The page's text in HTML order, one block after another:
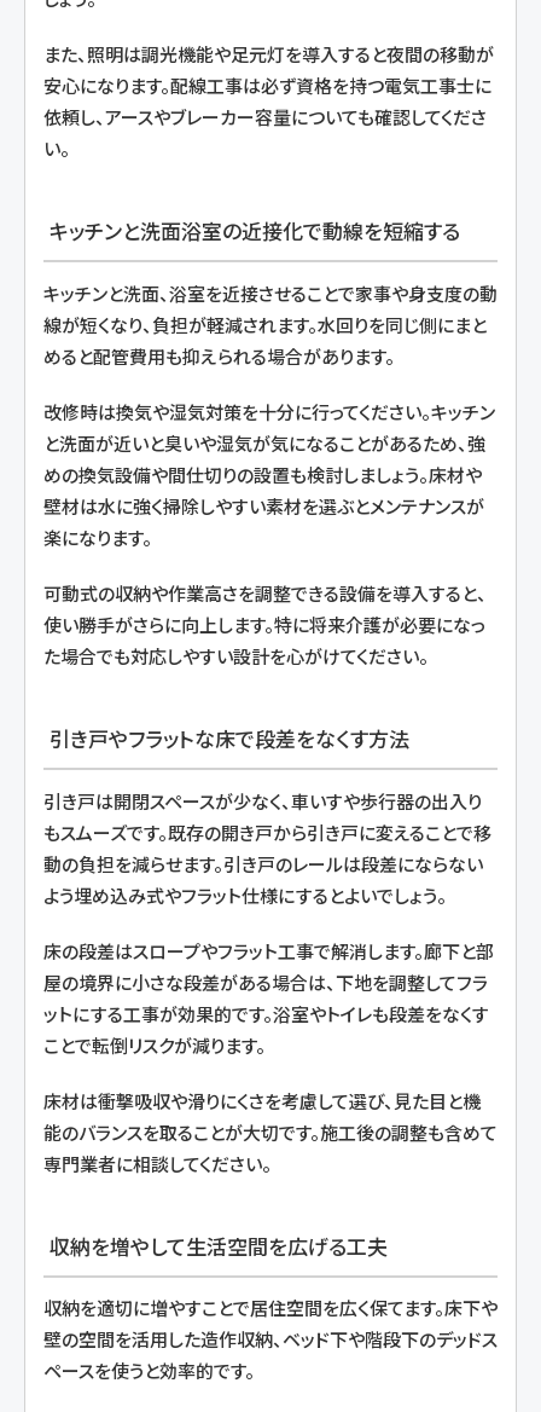
また、照明は調光機能や足元灯を導入すると夜間の移動が
安心になります。配線工事は必ず資格を持つ電気工事士に
依頼し、アースやブレーカー容量についても確認してくださ
い。
キッチンと洗面浴室の近接化で動線を短縮する
キッチンと洗面、浴室を近接させることで家事や身支度の動
線が短くなり、負担が軽減されます。水回りを同じ側にまと
めると配管費用も抑えられる場合があります。
改修時は換気や湿気対策を十分に行ってください。キッチン
と洗面が近いと臭いや湿気が気になることがあるため、強
めの換気設備や間仕切りの設置も検討しましょう。床材や
壁材は水に強く掃除しやすい素材を選ぶとメンテナンスが
楽になります。
可動式の収納や作業高さを調整できる設備を導入すると、
使い勝手がさらに向上します。特に将来介護が必要になっ
た場合でも対応しやすい設計を心がけてください。
引き戸やフラットな床で段差をなくす方法
引き戸は開閉スペースが少なく、車いすや歩行器の出入り
もスムーズです。既存の開き戸から引き戸に変えることで移
動の負担を減らせます。引き戸のレールは段差にならない
よう埋め込み式やフラット仕様にするとよいでしょう。
床の段差はスロープやフラット工事で解消します。廊下と部
屋の境界に小さな段差がある場合は、下地を調整してフラ
ットにする工事が効果的です。浴室やトイレも段差をなくす
ことで転倒リスクが減ります。
床材は衝撃吸収や滑りにくさを考慮して選び、見た目と機
能のバランスを取ることが大切です。施工後の調整も含めて
専門業者に相談してください。
収納を増やして生活空間を広げる工夫
収納を適切に増やすことで居住空間を広く保てます。床下や
壁の空間を活用した造作収納、ベッド下や階段下のデッドス
ペースを使うと効率的です。